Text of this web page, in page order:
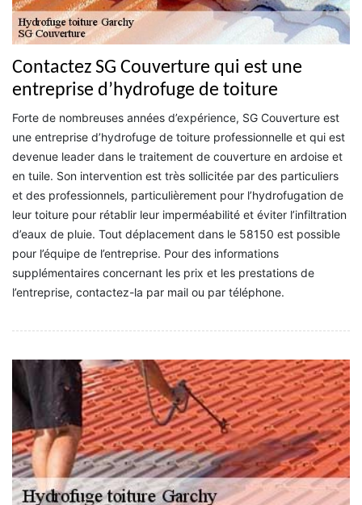
Contactez SG Couverture qui est une
entreprise d’hydrofuge de toiture
Forte de nombreuses années d’expérience, SG Couverture est
une entreprise d’hydrofuge de toiture professionnelle et qui est
devenue leader dans le traitement de couverture en ardoise et
en tuile. Son intervention est très sollicitée par des particuliers
et des professionnels, particulièrement pour l’hydrofugation de
leur toiture pour rétablir leur imperméabilité et éviter l’infiltration
d’eaux de pluie. Tout déplacement dans le 58150 est possible
pour l’équipe de l’entreprise. Pour des informations
supplémentaires concernant les prix et les prestations de
l’entreprise, contactez-la par mail ou par téléphone.